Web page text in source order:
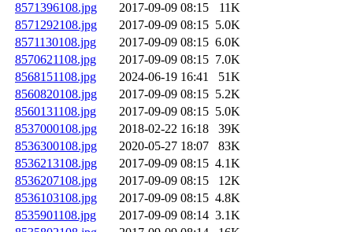
8571396108.jpg
2017-09-09 08:15
11K
8571292108.jpg
2017-09-09 08:15 5.0K
8571130108.jpg
2017-09-09 08:15 6.0K
8570621108.jpg
2017-09-09 08:15 7.0K
8568151108.jpg
2024-06-19 16:41
51K
8560820108.jpg
2017-09-09 08:15 5.2K
8560131108.jpg
2017-09-09 08:15 5.0K
8537000108.jpg
2018-02-22 16:18
39K
8536300108.jpg
2020-05-27 18:07
83K
8536213108.jpg
2017-09-09 08:15 4.1K
8536207108.jpg
2017-09-09 08:15
12K
8536103108.jpg
2017-09-09 08:15 4.8K
8535901108.jpg
2017-09-09 08:14 3.1K